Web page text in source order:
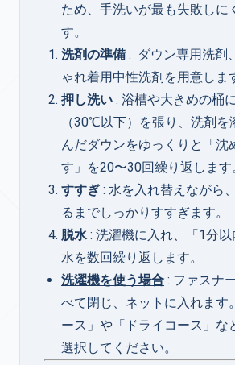
ため、手洗いが最も失敗しに
す。
洗剤の準備 : ダウン専用洗剤
ゃれ着用中性洗剤を用意しま
押し洗い : 浴槽や大きめの桶
（30℃以下）を張り、洗剤を
んだダウンをゆっくりと「沈
す」を20〜30回繰り返します
すすぎ : 水を入れ替えながら
るまでしっかりすすぎます。
脱水 : 洗濯機に入れ、「1分
水を数回繰り返します。
洗濯機を使う場合 : ファスナ
べて閉じ、ネットに入れます
ース」や「ドライコース」な
選択してください。